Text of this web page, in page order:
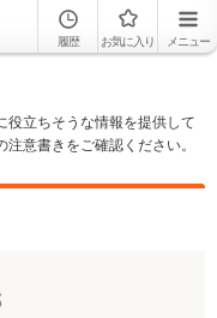
履歴 お気に入り メニュー
役立ちそうな情報を提供して
意書きをご確認ください。